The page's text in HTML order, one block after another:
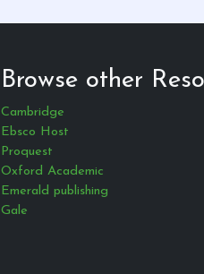
Browse other
Cambridge
Ebsco Host
Proquest
Oxford Academic
Emerald publishing
Gale